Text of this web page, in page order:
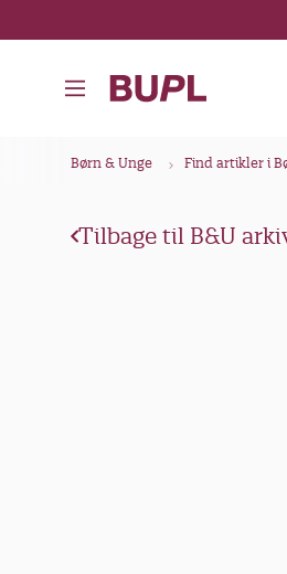
å
Børn & Unge Find artikler i
Tilbage til B&U